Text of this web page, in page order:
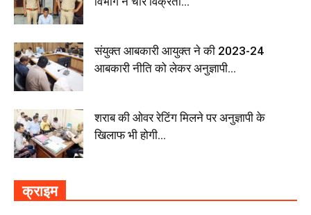
संयुक्त आबकारी आयुक्त ने की 2023-24
आबकारी नीति को लेकर अनुज्ञापी...
शराब की ओवर रेटिंग मिलने पर अनुज्ञापी के
खिलाफ भी होगी...
क्राइम